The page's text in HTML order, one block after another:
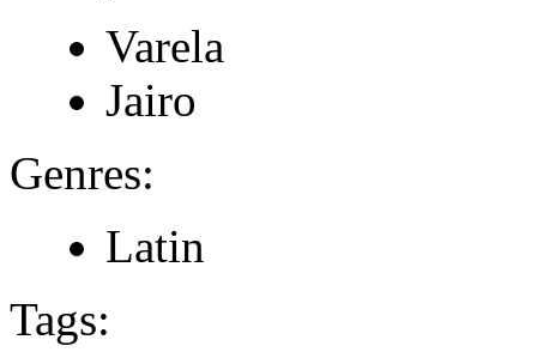
Varela
Jairo
Genres:
Latin
Tags: